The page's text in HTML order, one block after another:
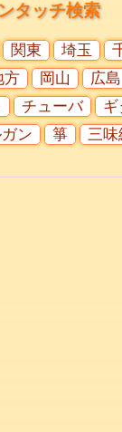
タッチ検索
関東 埼玉
方 岡山 広島
チューバ ギ
ン 箏 三味